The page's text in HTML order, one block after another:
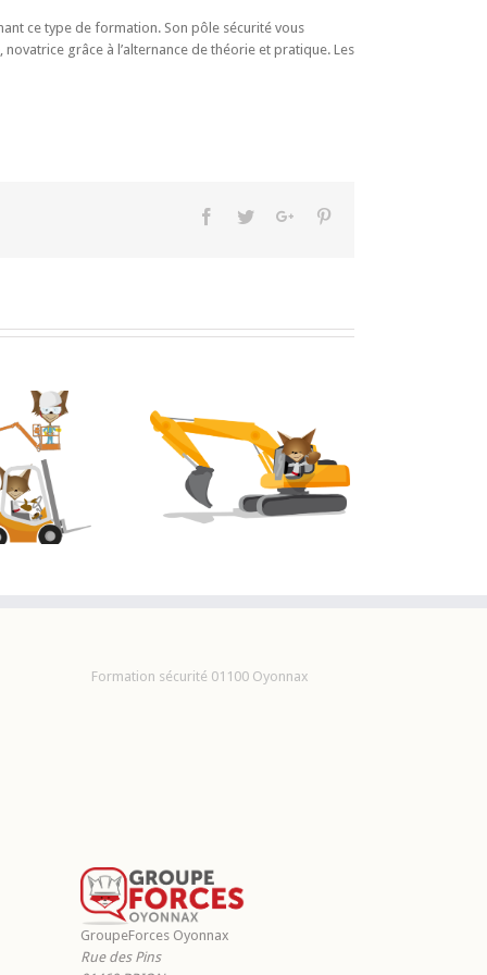
ce type de formation. Son pôle sécurité vous
grâce à l’alternance de théorie et pratique. Les
Facebook
TwitterGoogle+
engins de
– CACES® –
AIPR
Formation sécurité 01100 Oyonnax
GroupeForces Oyonnax
Rue des Pins